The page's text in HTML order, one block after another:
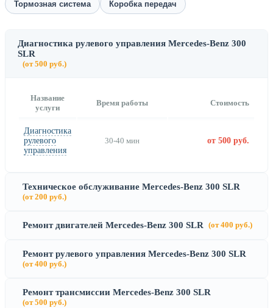
Тормозная система Коробка передач
Диагностика рулевого управления Mercedes-Benz 300
SLR
(от 500 руб.)
Название
услуги
Время работы Стоимость
Диагностика
рулевого
управления
30-40 мин от 500 руб.
Техническое обслуживание Mercedes-Benz 300 SLR
(от 200 руб.)
Ремонт двигателей Mercedes-Benz 300 SLR (от 400 руб.)
Ремонт рулевого управления Mercedes-Benz 300 SLR
(от 400 руб.)
Ремонт трансмиссии Mercedes-Benz 300 SLR
(от 500 руб.)